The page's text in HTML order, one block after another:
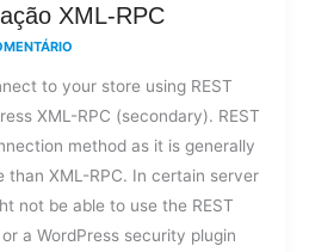
XML-RPC
to your store using REST
XML-RPC (secondary). REST
method as it is generally
than XML-RPC. In certain server
not be able to use the REST
a WordPress security plugin